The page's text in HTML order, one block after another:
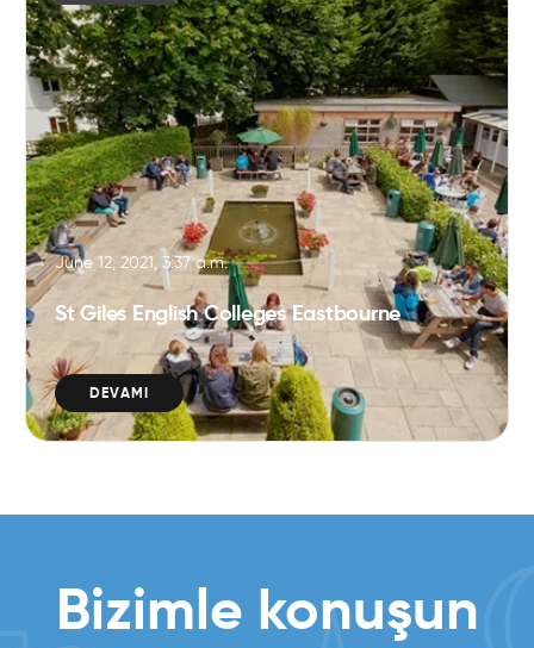
June 12, 2021, 3:37 a.m.
St Giles English Colleges Eastbourne
DEVAMI
Bizimle konuşun